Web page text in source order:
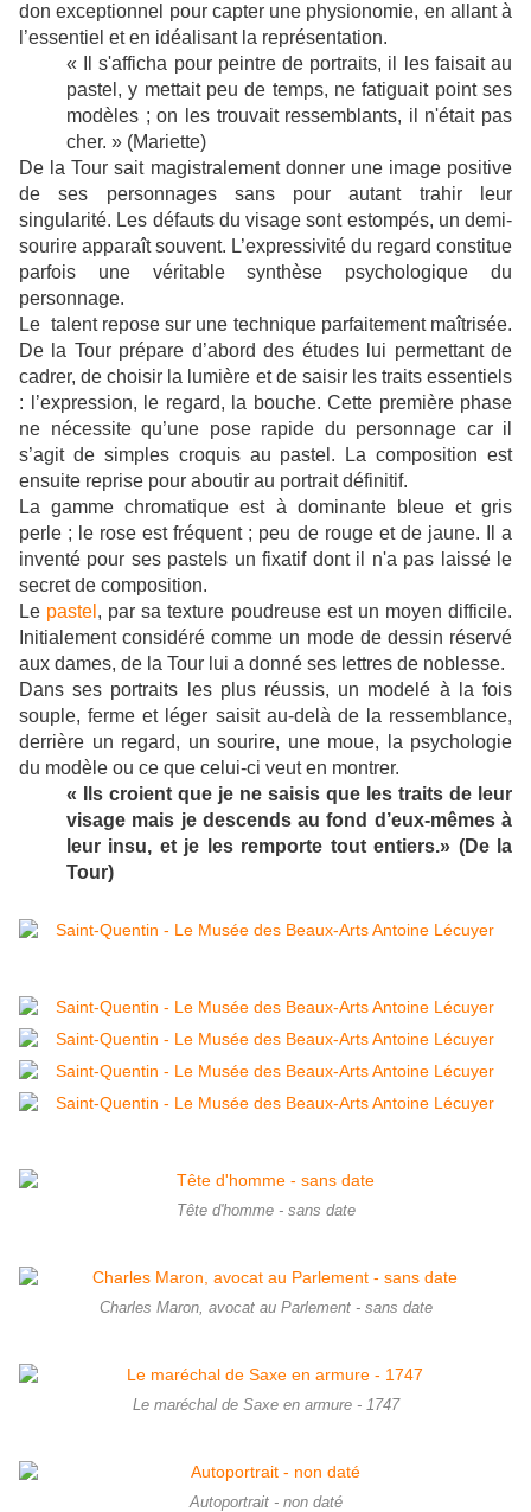
don exceptionnel pour capter une physionomie, en allant à
l’essentiel et en idéalisant la représentation.
« Il s'afficha pour peintre de portraits, il les faisait au
pastel, y mettait peu de temps, ne fatiguait point ses
modèles ; on les trouvait ressemblants, il n'était pas
cher. » (Mariette)
De la Tour sait magistralement donner une image positive
de ses personnages sans pour autant trahir leur
singularité. Les défauts du visage sont estompés, un demi-
sourire apparaît souvent. L’expressivité du regard constitue
parfois une véritable synthèse psychologique du
personnage.
Le talent repose sur une technique parfaitement maîtrisée.
De la Tour prépare d’abord des études lui permettant de
cadrer, de choisir la lumière et de saisir les traits essentiels
: l’expression, le regard, la bouche. Cette première phase
ne nécessite qu’une pose rapide du personnage car il
s’agit de simples croquis au pastel. La composition est
ensuite reprise pour aboutir au portrait définitif.
La gamme chromatique est à dominante bleue et gris
perle ; le rose est fréquent ; peu de rouge et de jaune. Il a
inventé pour ses pastels un fixatif dont il n'a pas laissé le
secret de composition.
Le pastel , par sa texture poudreuse est un moyen difficile.
Initialement considéré comme un mode de dessin réservé
aux dames, de la Tour lui a donné ses lettres de noblesse.
Dans ses portraits les plus réussis, un modelé à la fois
souple, ferme et léger saisit au-delà de la ressemblance,
derrière un regard, un sourire, une moue, la psychologie
du modèle ou ce que celui-ci veut en montrer.
« Ils croient que je ne saisis que les traits de leur
visage mais je descends au fond d’eux-mêmes à
leur insu, et je les remporte tout entiers.» (De la
Tour)
Tête d'homme - sans date
Charles Maron, avocat au Parlement - sans date
Le maréchal de Saxe en armure - 1747
Autoportrait - non daté